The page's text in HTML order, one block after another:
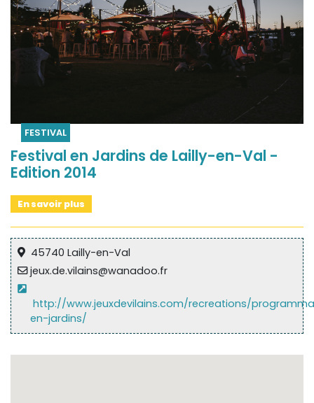
FESTIVAL
Festival en Jardins de Lailly-en-Val -
Edition 2014
En savoir plus
45740 Lailly-en-Val
jeux.de.vilains@wanadoo.fr
http://www.jeuxdevilains.com/recreations/
en-jardins/